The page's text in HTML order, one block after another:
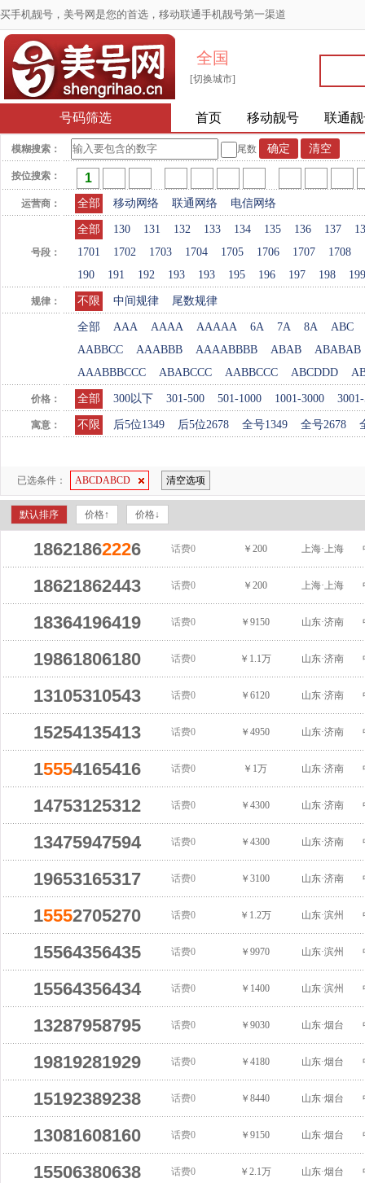
买手机靓号，美号网是您的首选，移动联通手机靓号第一渠道
全国
[切换城市]
号码筛选 首页 移动靓号 联通
模糊搜索： 尾数
按位搜索：
运营商： 全部 移动网络 联通网络 电信网络
号段：
全部 130 131 132 133 134 135 136 137
1701
1702 1703 1704 1705 1706 1707 1708
190
191 192 193 193 195 196 197 198 199
规律： 不限 中间规律 尾数规律
全部 AAA AAAA AAAAA 6A 7A 8A
ABC
AABBCC
AAABBB AAAABBBB ABAB
ABABAB
AAABBBCCC
ABABCCC AABBCCC ABCDDD
价格： 全部 300以下 301-500 501-1000 1001-3000
寓意： 不限 后5位1349 后5位2678 全号1349 全号2678
已选条件： ABCDABCD 清空选项
默认排序 价格↑ 价格↓
18621862226 话费0 ￥200 上海·上海
18621862443 话费0 ￥200 上海·上海
18364196419 话费0 ￥9150 山东·济南
19861806180 话费0 ￥1.1万 山东·济南
13105310543 话费0 ￥6120 山东·济南
15254135413 话费0 ￥4950 山东·济南
15554165416 话费0 ￥1万 山东·济南
14753125312 话费0 ￥4300 山东·济南
13475947594 话费0 ￥4300 山东·济南
19653165317 话费0 ￥3100 山东·济南
15552705270 话费0 ￥1.2万 山东·滨州
15564356435 话费0 ￥9970 山东·滨州
15564356434 话费0 ￥1400 山东·滨州
13287958795 话费0 ￥9030 山东·烟台
19819281929 话费0 ￥4180 山东·烟台
15192389238 话费0 ￥8440 山东·烟台
13081608160 话费0 ￥9150 山东·烟台
15506380638 话费0 ￥2.1万 山东·烟台